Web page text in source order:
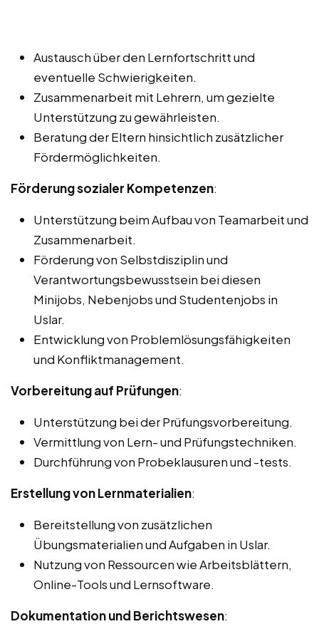
Austausch über den Lernfortschritt und
eventuelle Schwierigkeiten.
Zusammenarbeit mit Lehrern, um gezielte
Unterstützung zu gewährleisten.
Beratung der Eltern hinsichtlich zusätzlicher
Fördermöglichkeiten.
Förderung sozialer Kompetenzen:
Unterstützung beim Aufbau von Teamarbeit und
Zusammenarbeit.
Förderung von Selbstdisziplin und
Verantwortungsbewusstsein bei diesen
Minijobs, Nebenjobs und Studentenjobs in
Uslar.
Entwicklung von Problemlösungsfähigkeiten
und Konfliktmanagement.
Vorbereitung auf Prüfungen:
Unterstützung bei der Prüfungsvorbereitung.
Vermittlung von Lern- und Prüfungstechniken.
Durchführung von Probeklausuren und -tests.
Erstellung von Lernmaterialien:
Bereitstellung von zusätzlichen
Übungsmaterialien und Aufgaben in Uslar.
Nutzung von Ressourcen wie Arbeitsblättern,
Online-Tools und Lernsoftware.
Dokumentation und Berichtswesen: